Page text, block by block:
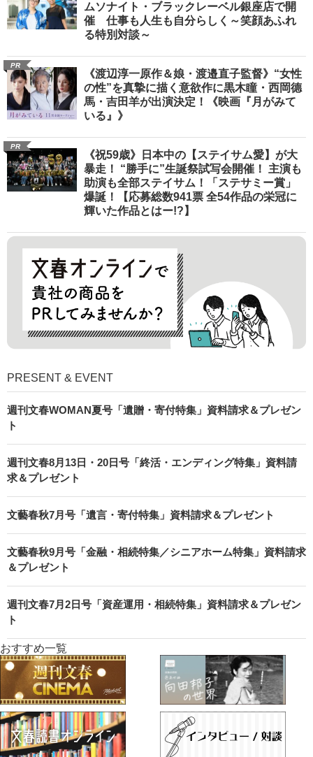
ムソナイト・ブラックレーベル銀座店で開
催 仕事も人生も自分らしく～笑顔あふれ
る特別対談～
PR
《渡辺淳一原作＆娘・渡邉直子監督》“女性
の性”を真摯に描く意欲作に黒木瞳・西岡德
馬・吉田羊が出演決定！《映画『月がみて
いる』》
PR
《祝59歳》日本中の【ステイサム愛】が大
暴走！ “勝手に”生誕祭試写会開催！ 主演も
助演も全部ステイサム！「ステサミー賞」
爆誕！【応募総数941票 全54作品の栄冠に
輝いた作品とはー!?】
PRESENT & EVENT
週刊文春WOMAN夏号「遺贈・寄付特集」資料請求＆プレゼン
ト
週刊文春8月13日・20日号「終活・エンディング特集」資料請
求＆プレゼント
文藝春秋7月号「遺言・寄付特集」資料請求＆プレゼント
文藝春秋9月号「金融・相続特集／シニアホーム特集」資料請求
＆プレゼント
週刊文春7月2日号「資産運用・相続特集」資料請求＆プレゼン
ト
おすすめ一覧